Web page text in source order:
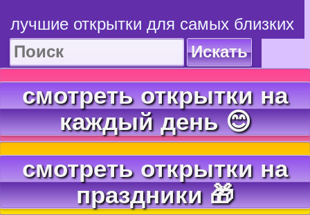
лучшие открытки для самых близких
Искать
смотреть открытки на
каждый день 😊
смотреть открытки на
праздники 🎁